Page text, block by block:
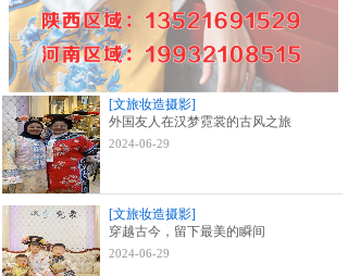
[文旅妆造摄影]
外国友人在汉梦霓裳的古风之旅
2024-06-29
[文旅妆造摄影]
穿越古今，留下最美的瞬间
2024-06-29